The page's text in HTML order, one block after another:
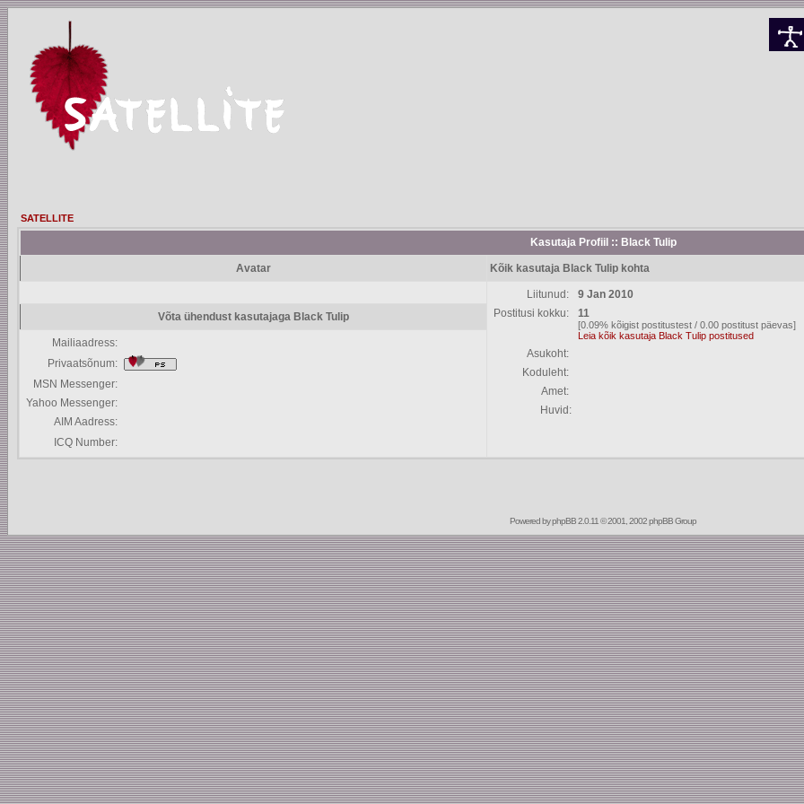
SATELLITE
Kasutaja Profiil :: Black Tulip
Avatar Kõik kasutaja Black Tulip kohta
Liitunud:
9 Jan 2010
Postitusi kokku:
11
[0.09% kõigist postitustest / 0.00 postitust päevas]
Leia kõik kasutaja Black Tulip postitused
Asukoht:
Koduleht:
Amet:
Huvid:
Võta ühendust kasutajaga Black Tulip
Mailiaadress:
Privaatsõnum:
MSN Messenger:
Yahoo Messenger:
AIM Aadress:
ICQ Number:
Powered byphpBB2.0.11 © 2001, 2002 phpBB Group